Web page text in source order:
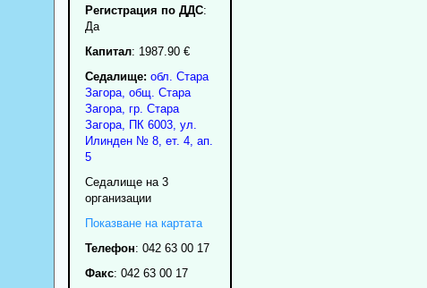
Регистрация по ДДС:
Да
Капитал: 1987.90 €
Седалище: обл. Стара
Загора, общ. Стара
Загора, гр. Стара
Загора, ПК 6003, ул.
Илинден № 8, ет. 4, ап.
5
Седалище на 3
организации
Показване на картата
Телефон: 042 63 00 17
Факс: 042 63 00 17